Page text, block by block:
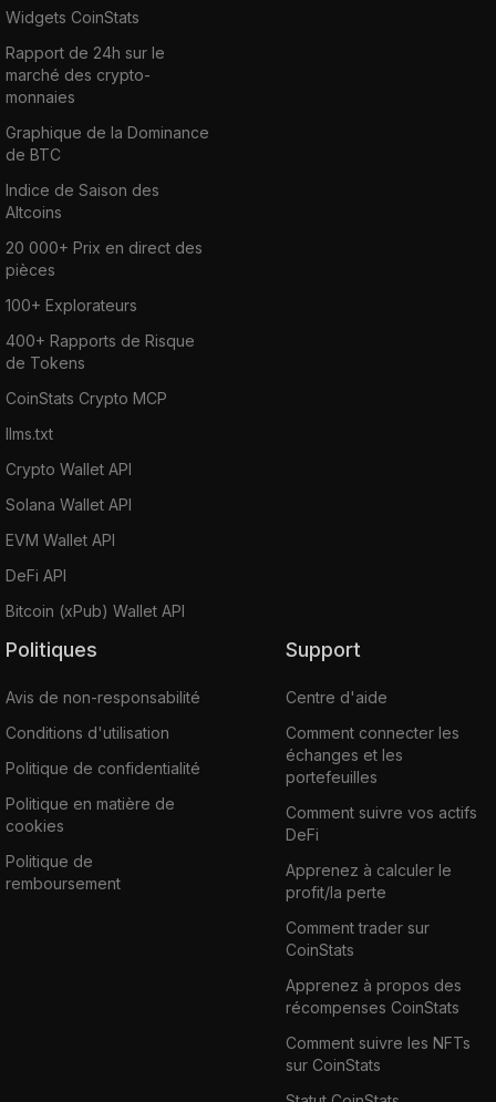
Widgets CoinStats
Rapport de 24h sur le
marché des crypto-
monnaies
Graphique de la Dominance
de BTC
Indice de Saison des
Altcoins
20 000+ Prix en direct des
pièces
100+ Explorateurs
400+ Rapports de Risque
de Tokens
CoinStats Crypto MCP
llms.txt
Crypto Wallet API
Solana Wallet API
EVM Wallet API
DeFi API
Bitcoin (xPub) Wallet API
Politiques
Avis de non-responsabilité
Conditions d'utilisation
Politique de confidentialité
Politique en matière de
cookies
Politique de
remboursement
Support
Centre d'aide
Comment connecter les
échanges et les
portefeuilles
Comment suivre vos actifs
DeFi
Apprenez à calculer le
profit/la perte
Comment trader sur
CoinStats
Apprenez à propos des
récompenses CoinStats
Comment suivre les NFTs
sur CoinStats